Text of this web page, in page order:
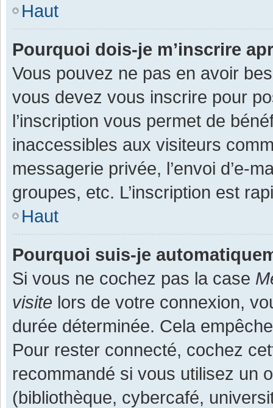
Haut
Pourquoi dois-je m’inscrire
Vous pouvez ne pas en avoir
vous devez vous inscrire pour
l’inscription vous permet de
inaccessibles aux visiteurs
messagerie privée, l’envoi d’e-
groupes, etc. L’inscription est
Haut
Pourquoi suis-je
Si vous ne cochez pas la case
visite lors de votre connexion,
durée déterminée. Cela
Pour rester connecté, cochez
recommandé si vous utilisez un
(bibliothèque, cybercafé,